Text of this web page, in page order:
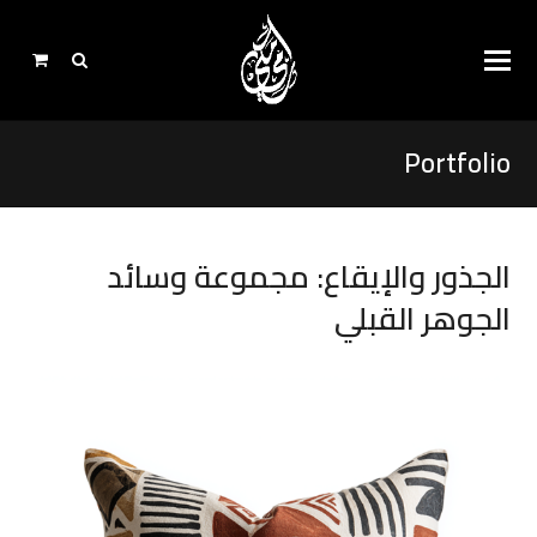
Portfolio
الجذور والإيقاع: مجموعة وسائد
الجوهر القبلي